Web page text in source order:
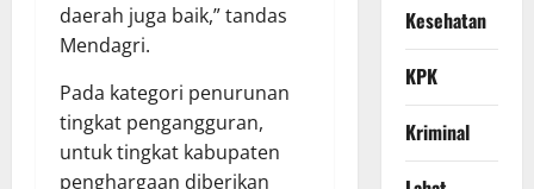
daerah juga baik,” tandas
Mendagri.
Pada kategori penurunan
tingkat pengangguran,
untuk tingkat kabupaten
penghargaan diberikan
Kesehatan
KPK
Kriminal